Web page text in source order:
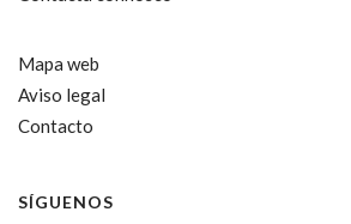
Mapa web
Aviso legal
Contacto
SÍGUENOS